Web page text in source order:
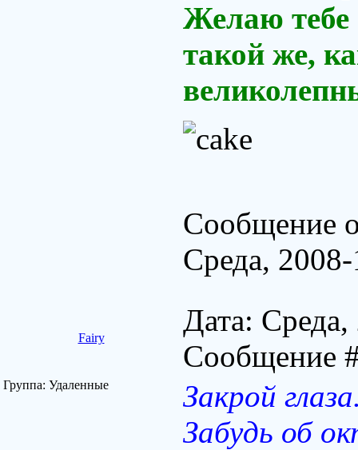
Желаю тебе
такой же,
Сообщение
Среда,
Fairy
Дата:
Сообщение
Группа: Удаленные
Закрой
Забудь об